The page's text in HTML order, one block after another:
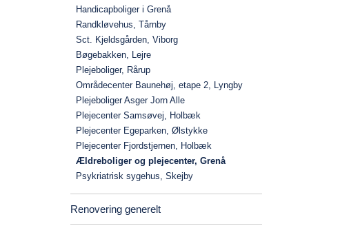
Handicapboliger i Grenå
Randkløvehus, Tårnby
Sct. Kjeldsgården, Viborg
Bøgebakken, Lejre
Plejeboliger, Rårup
Områdecenter Baunehøj, etape 2, Lyngby
Plejeboliger Asger Jorn Alle
Plejecenter Samsøvej, Holbæk
Plejecenter Egeparken, Ølstykke
Plejecenter Fjordstjernen, Holbæk
Ældreboliger og plejecenter, Grenå
Psykriatrisk sygehus, Skejby
Renovering generelt